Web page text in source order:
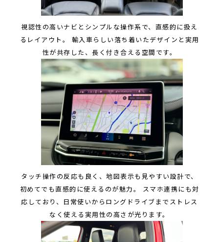
視認性の高いナビとシンプルな操作系で、直感的に扱え
るレイアウト。 輸入車らしい落ち着いたデザインと実用
性が共存した、長く付き合える空間です。
タッチ操作の反応も良く、地図表示も見やすい設計で、
初めてでも直感的に使えるのが魅力。 スマホ連携にも対
応しており、日常使いからロングドライブまでストレス
なく使える実用性の高さが光ります。